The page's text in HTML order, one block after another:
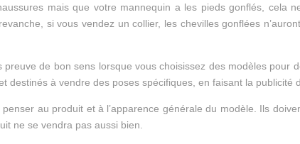
mais que votre mannequin a les pieds gonflés, cela
si vous vendez un collier, les chevilles gonflées
preuve de bon sens lorsque vous choisissez des modèles
destinés à vendre des poses spécifiques, en faisant la
au produit et à l’apparence générale du modèle. Ils
ne se vendra pas aussi bien.